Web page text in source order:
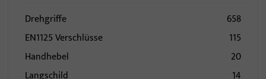
Drehgriffe
658
EN1125 Verschlüsse
115
Handhebel
20
Langschild
14